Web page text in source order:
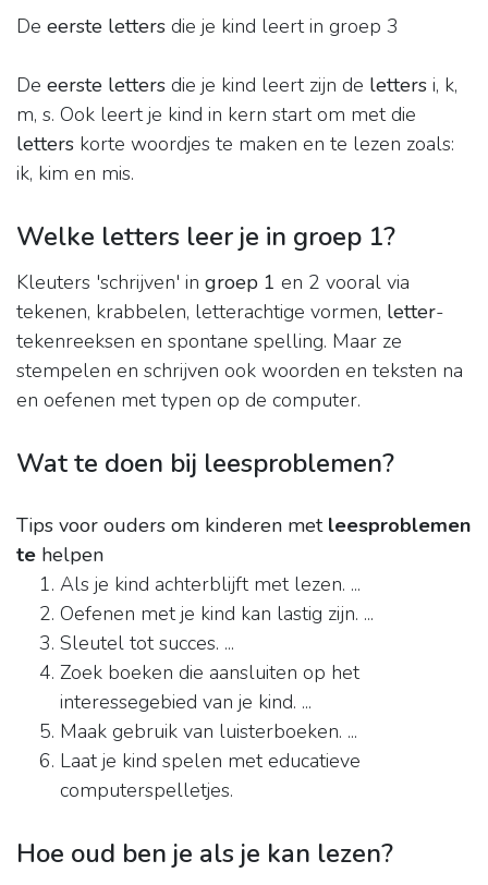
De eerste letters die je kind leert in groep 3
De eerste letters die je kind leert zijn de letters i, k,
m, s. Ook leert je kind in kern start om met die
letters korte woordjes te maken en te lezen zoals:
ik, kim en mis.
Welke letters leer je in groep 1?
Kleuters 'schrijven' in groep 1 en 2 vooral via
tekenen, krabbelen, letterachtige vormen, letter-
tekenreeksen en spontane spelling. Maar ze
stempelen en schrijven ook woorden en teksten na
en oefenen met typen op de computer.
Wat te doen bij leesproblemen?
Tips voor ouders om kinderen met leesproblemen
te helpen
Als je kind achterblijft met lezen. ...
Oefenen met je kind kan lastig zijn. ...
Sleutel tot succes. ...
Zoek boeken die aansluiten op het
interessegebied van je kind. ...
Maak gebruik van luisterboeken. ...
Laat je kind spelen met educatieve
computerspelletjes.
Hoe oud ben je als je kan lezen?